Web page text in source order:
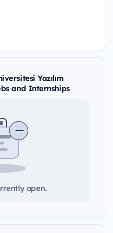
Yazılım
and Internships
open.